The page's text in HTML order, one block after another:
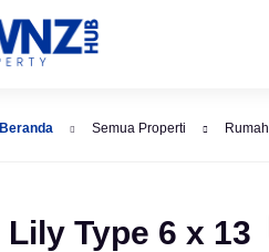
Beranda Semua Properti Rumah
Lily Type 6 x 13